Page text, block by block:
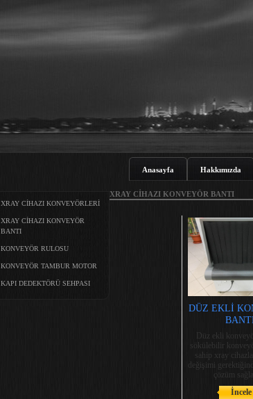
Anasayfa Hakkımızda
XRAY CİHAZI KONVEYÖRLERİ
XRAY CİHAZI KONVEYÖR
BANTI
KONVEYÖR RULOSU
KONVEYÖR TAMBUR MOTOR
KAPI DEDEKTÖRÜ SEHPASI
XRAY CİHAZI KONVEYÖR BANTI
DÜZ EKLİ
Düz ekli
sökülebilir
sahip xray
değişimi
çözüm
İncele